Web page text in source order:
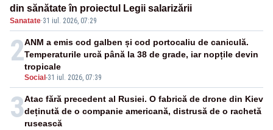
din sănătate în proiectul Legii salarizării
Sanatate·31 iul. 2026, 07:29
2
Social -31 iul. 2026, 07:39
ANM a emis cod galben și cod portocaliu de caniculă.
Temperaturile urcă până la 38 de grade, iar nopțile devin
tropicale
3Atac fără precedent al Rusiei. O fabrică de drone din Kiev
deținută de o companie americană, distrusă de o rachetă
rusească